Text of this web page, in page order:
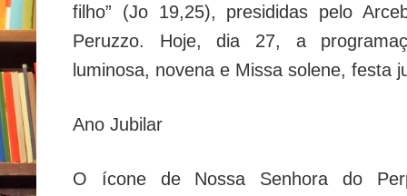
filho” (Jo 19,25), presididas pelo
Peruzzo. Hoje, dia 27, a
luminosa, novena e Missa solene, festa
Ano Jubilar
O ícone de Nossa Senhora do